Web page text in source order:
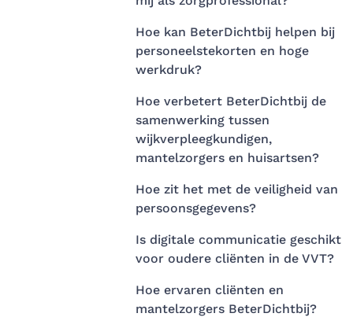
Hoe kan BeterDichtbij helpen bij
personeelstekorten en hoge
werkdruk?
Hoe verbetert BeterDichtbij de
samenwerking tussen
wijkverpleegkundigen,
mantelzorgers en huisartsen?
Hoe zit het met de veiligheid van
persoonsgegevens?
Is digitale communicatie geschikt
voor oudere cliënten in de VVT?
Hoe ervaren cliënten en
mantelzorgers BeterDichtbij?